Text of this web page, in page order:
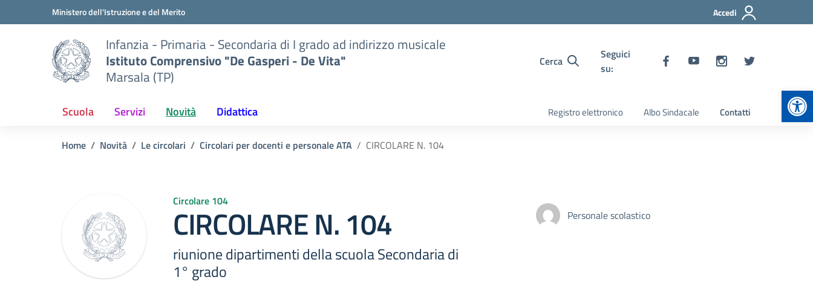
Vai ai contenuti
Vai al menu di navigazioneMinistero dell'Istruzione e del Merito Accedi
Infanzia - Primaria - Secondaria di I grado ad indirizzo musicale
Istituto Comprensivo "De Gasperi - De Vita"
Marsala (TP)
Cerca
Seguici
su:
Scuola Servizi Novità Didattica Registro elettronico Albo Sindacale Contatti
Home Novità Le circolari Circolari per docenti e personale ATA CIRCOLARE N. 104
Circolare 104
CIRCOLARE N. 104
riunione dipartimenti della scuola Secondaria di
1° grado
Personale scolastico